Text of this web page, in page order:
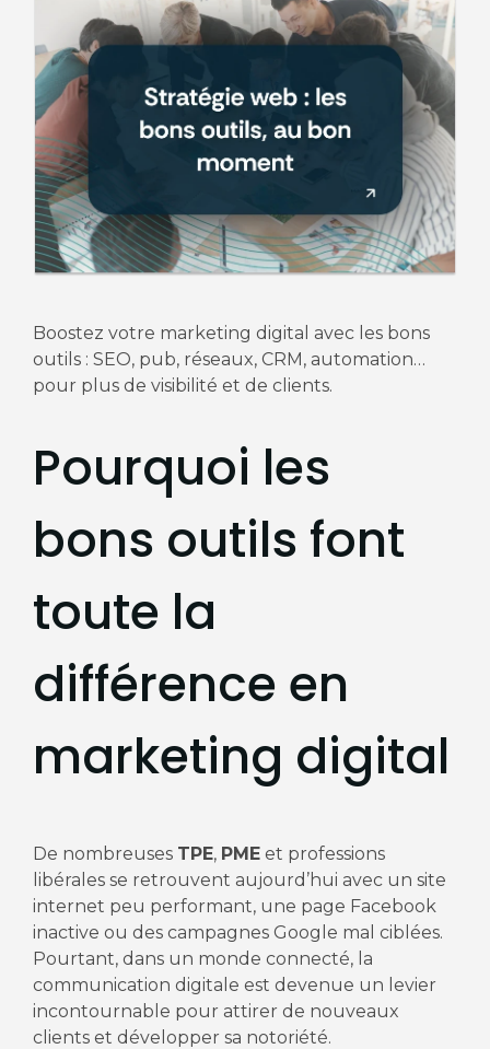
Boostez votre marketing digital avec les bons
outils : SEO, pub, réseaux, CRM, automation…
pour plus de visibilité et de clients.
Pourquoi les
bons outils font
toute la
différence en
marketing digital
De nombreuses TPE, PMEet professions
libérales se retrouvent aujourd’hui avec un site
internet peu performant, une page Facebook
inactive ou des campagnes Google mal ciblées.
Pourtant, dans un monde connecté, la
communication digitale est devenue un levier
incontournable pour attirer de nouveaux
clients et développer sa notoriété.